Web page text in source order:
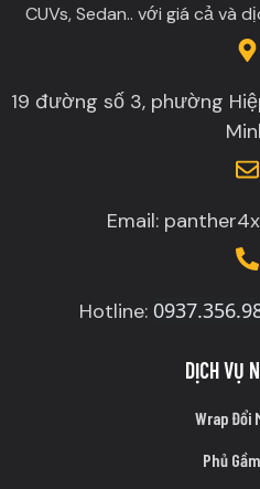
CUVs, Sedan.. với giá cả và
19 đường số 3, phường
Email:
Hotline:
DỊCH VỤ
Wrap Đổi
Phủ